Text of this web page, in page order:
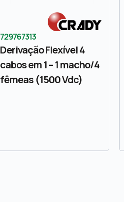
729767313
Derivação Flexível 4
cabos em 1 – 1 macho/4
fêmeas (1500 Vdc)